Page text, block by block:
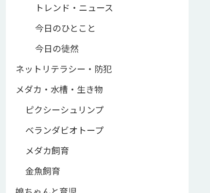
トレンド・ニュース
今日のひとこと
今日の徒然
ネットリテラシー・防犯
メダカ・水槽・生き物
ピクシーシュリンプ
ベランダビオトープ
メダカ飼育
金魚飼育